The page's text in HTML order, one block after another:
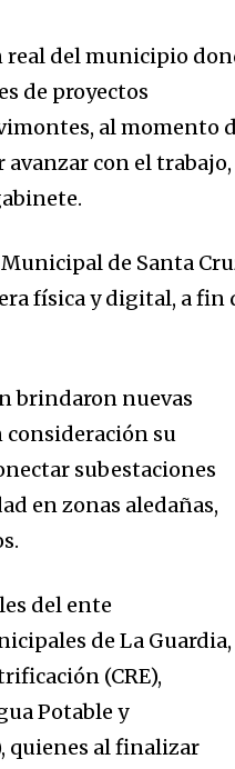
real del municipio
de proyectos
al momento
con el trabajo,
de Santa
física y digital, a fin
brindaron nuevas
consideración su
subestaciones
en zonas aledañas,
del ente
de La Guardia,
(CRE),
Potable y
quienes al finalizar